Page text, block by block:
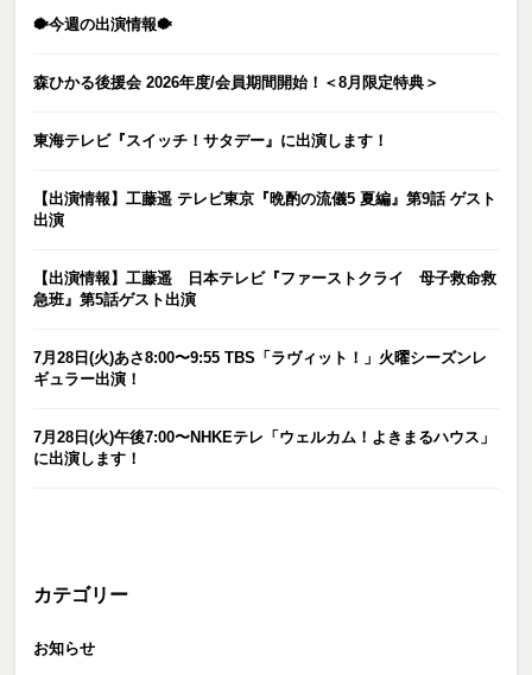
🐡今週の出演情報🐡
森ひかる後援会 2026年度/会員期間開始！＜8月限定特典＞
東海テレビ『スイッチ！サタデー』に出演します！
【出演情報】工藤遥 テレビ東京『晩酌の流儀5 夏編』第9話 ゲスト
出演
【出演情報】工藤遥 日本テレビ『ファーストクライ 母子救命救
急班』第5話ゲスト出演
7月28日(火)あさ8:00〜9:55 TBS「ラヴィット！」火曜シーズンレ
ギュラー出演！
7月28日(火)午後7:00〜NHKEテレ「ウェルカム！よきまるハウス」
に出演します！
カテゴリー
お知らせ